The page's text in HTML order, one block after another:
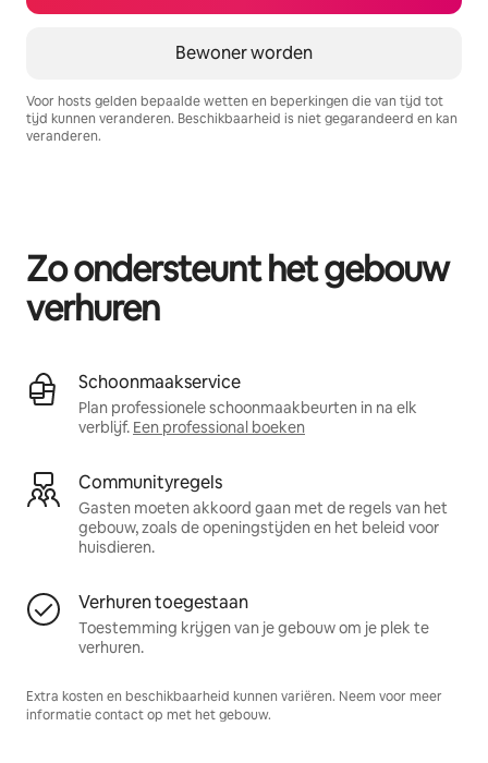
Bewoner worden
Voor hosts gelden bepaalde wetten en beperkingen die van tijd tot
tijd kunnen veranderen. Beschikbaarheid is niet gegarandeerd en kan
veranderen.
Zo ondersteunt het gebouw
verhuren
Schoonmaakservice
Plan professionele schoonmaakbeurten in na elk
verblijf. Een professional boeken
Communityregels
Gasten moeten akkoord gaan met de regels van het
gebouw, zoals de openingstijden en het beleid voor
huisdieren.
Verhuren toegestaan
Toestemming krijgen van je gebouw om je plek te
verhuren.
Extra kosten en beschikbaarheid kunnen variëren. Neem voor meer
informatie contact op met het gebouw.